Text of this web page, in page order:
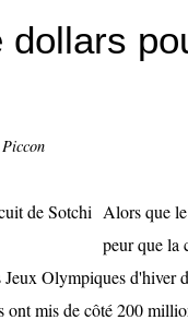
dollars
Alors que
peur que la
Olympiques d'hiver
ont mis de côté 200